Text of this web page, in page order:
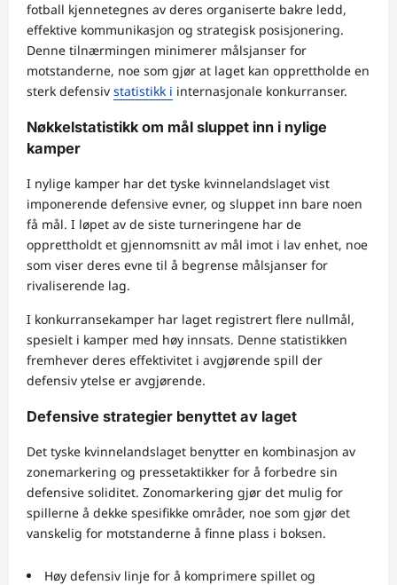
fotball kjennetegnes av deres organiserte bakre ledd,
effektive kommunikasjon og strategisk posisjonering.
Denne tilnærmingen minimerer målsjanser for
motstanderne, noe som gjør at laget kan opprettholde en
sterk defensiv statistikk i internasjonale konkurranser.
Nøkkelstatistikk om mål sluppet inn i nylige
kamper
I nylige kamper har det tyske kvinnelandslaget vist
imponerende defensive evner, og sluppet inn bare noen
få mål. I løpet av de siste turneringene har de
opprettholdt et gjennomsnitt av mål imot i lav enhet, noe
som viser deres evne til å begrense målsjanser for
rivaliserende lag.
I konkurransekamper har laget registrert flere nullmål,
spesielt i kamper med høy innsats. Denne statistikken
fremhever deres effektivitet i avgjørende spill der
defensiv ytelse er avgjørende.
Defensive strategier benyttet av laget
Det tyske kvinnelandslaget benytter en kombinasjon av
zonemarkering og pressetaktikker for å forbedre sin
defensive soliditet. Zonomarkering gjør det mulig for
spillerne å dekke spesifikke områder, noe som gjør det
vanskelig for motstanderne å finne plass i boksen.
Høy defensiv linje for å komprimere spillet og